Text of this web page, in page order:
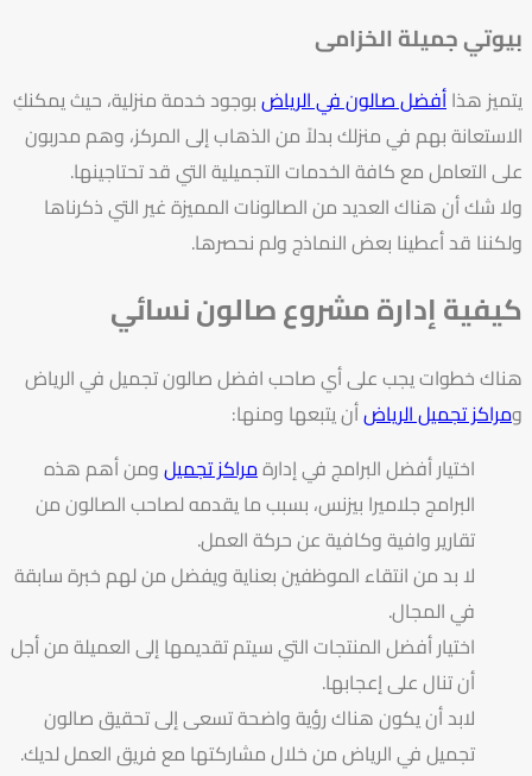
بيوتي جميلة الخزامى
يتميز هذاأفضل صالون في الرياضبوجود خدمة منزلية، حيث يمكنكِ
الاستعانة بهم في منزلك بدلاً من الذهاب إلى المركز، وهم مدربون
على التعامل مع كافة الخدمات التجميلية التي قد تحتاجينها.
ولا شك أن هناك العديد من الصالونات المميزة غير التي ذكرناها
ولكننا قد أعطينا بعض النماذج ولم نحصرها.
كيفية إدارة مشروع صالون نسائي
هناك خطوات يجب على أي صاحب افضل صالون تجميل في الرياض
ومراكز تجميل الرياضأن يتبعها ومنها:
اختيار أفضل البرامج في إدارةمراكز تجميلومن أهم هذه
البرامج جلاميرا بيزنس، بسبب ما يقدمه لصاحب الصالون من
تقارير وافية وكافية عن حركة العمل.
لا بد من انتقاء الموظفين بعناية ويفضل من لهم خبرة سابقة
في المجال.
اختيار أفضل المنتجات التي سيتم تقديمها إلى العميلة من أجل
أن تنال على إعجابها.
لابد أن يكون هناك رؤية واضحة تسعى إلى تحقيق صالون
تجميل في الرياض من خلال مشاركتها مع فريق العمل لديك.